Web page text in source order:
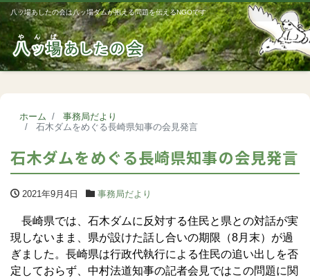
八ッ場あしたの会は八ッ場ダムが抱える問題を伝えるNGOです
ホーム
事務局だより
石木ダムをめぐる長崎県知事の会見発言
石木ダムをめぐる長崎県知事の会見発言
2021年9月4日 事務局だより
長崎県では、石木ダムに反対する住民と県との対話が実
現しないまま、県が設けた話し合いの期限（8月末）が過
ぎました。長崎県は行政代執行による住民の追い出しを否
定しておらず、中村法道知事の記者会見ではこの問題に関